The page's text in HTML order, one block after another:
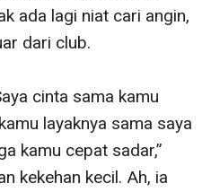
ada lagi niat cari angin,
dari club.
cinta sama kamu
layaknya sama saya
kamu cepat sadar,”
kekehan kecil. Ah, ia